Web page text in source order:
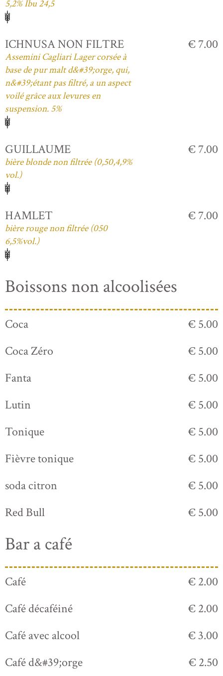
5,2% Ibu 24,5
ICHNUSA NON FILTRE
Assemini Cagliari Lager corsée à
base de pur malt d&#39;orge, qui,
n&#39;étant pas filtré, a un aspect
voilé grâce aux levures en
suspension. 5%
€ 7.00
GUILLAUME
bière blonde non filtrée (0,50,4,9%
vol.)
€ 7.00
HAMLET
bière rouge non filtrée (050
6,5%vol.)
€ 7.00
Boissons non alcoolisées
Coca
€ 5.00
Coca Zéro
€ 5.00
Fanta
€ 5.00
Lutin
€ 5.00
Tonique
€ 5.00
Fièvre tonique
€ 5.00
soda citron
€ 5.00
Red Bull
€ 5.00
Bar a café
Café
€ 2.00
Café décaféiné
€ 2.00
Café avec alcool
€ 3.00
Café d&#39;orge
€ 2.50